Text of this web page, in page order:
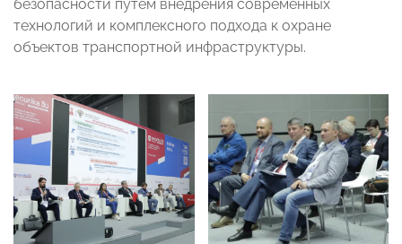
безопасности путем внедрения современных
технологий и комплексного подхода к охране
объектов транспортной инфраструктуры.